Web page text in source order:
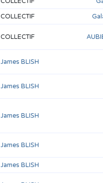
COLLECTIF
COLLECTIF
James BLISH
James BLISH
James BLISH
James BLISH
James BLISH